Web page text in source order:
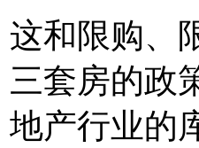
这和限购、
三套房的政
地产行业的